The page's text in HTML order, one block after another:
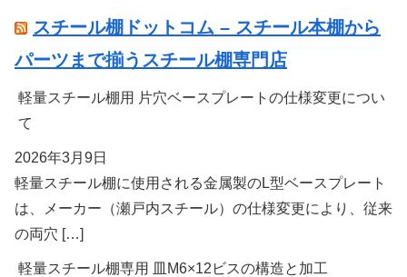
スチール棚ドットコム – スチール本棚から
パーツまで揃うスチール棚専門店
軽量スチール棚用 片穴ベースプレートの仕様変更につい
て
2026年3月9日
軽量スチール棚に使用される金属製のL型ベースプレート
は、メーカー（瀬戸内スチール）の仕様変更により、従来
の両穴 […]
軽量スチール棚専用 皿M6×12ビスの構造と加工